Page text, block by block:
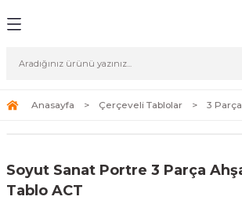
Tablolar
Tablolar
Sanat
Anasayfa Çerçeveli Tablolar 3
Soyut Sanat Portre 3 Parça
Tablo ACT